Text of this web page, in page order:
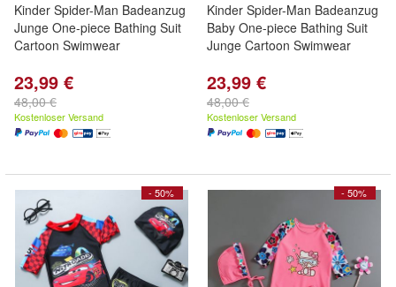
Kinder Spider-Man Badeanzug
Junge One-piece Bathing Suit
Cartoon Swimwear
23,99 €
48,00 €
Kostenloser Versand
Kinder Spider-Man Badeanzug
Baby One-piece Bathing Suit
Junge Cartoon Swimwear
23,99 €
48,00 €
Kostenloser Versand
- 50% - 50%